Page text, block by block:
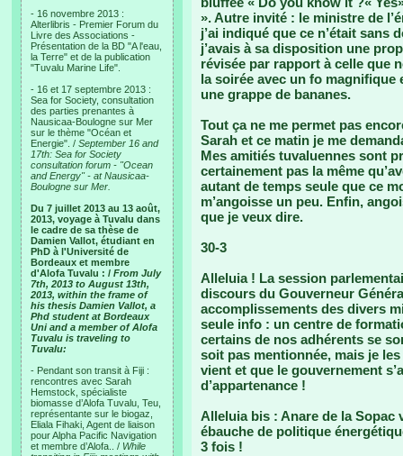
- 16 novembre 2013 :
Alterlibris - Premier Forum du
Livre des Associations -
Présentation de la BD "A l'eau,
la Terre" et de la publication
"Tuvalu Marine Life".
- 16 et 17 septembre 2013 :
Sea for Society, consultation
des parties prenantes à
Nausicaa-Boulogne sur Mer
sur le thème "Océan et
Energie". / September 16 and
17th: Sea for Society
consultation forum - "Ocean
and Energy" - at Nausicaa-
Boulogne sur Mer.
Du 7 juillet 2013 au 13 août,
2013, voyage à Tuvalu dans
le cadre de sa thèse de
Damien Vallot, étudiant en
PhD à l'Université de
Bordeaux et membre
d'Alofa Tuvalu : / From July
7th, 2013 to August 13th,
2013, within the frame of
his thesis Damien Vallot, a
Phd student at Bordeaux
Uni and a member of Alofa
Tuvalu is traveling to
Tuvalu:
- Pendant son transit à Fiji :
rencontres avec Sarah
Hemstock, spécialiste
biomasse d’Alofa Tuvalu, Teu,
représentante sur le biogaz,
Eliala Fihaki, Agent de liaison
pour Alpha Pacific Navigation
et membre d’Alofa.. / While
». Autre invité : le ministre de
j’ai indiqué que ce n’était sans
j’avais à sa disposition une
révisée par rapport à celle que
la soirée avec un fo
une grappe de bananes.
Tout ça ne me permet pas
Sarah et ce matin je me
Mes amitiés tuvaluennes sont
certainement pas la même
autant de temps seule que ce
m’angoisse un peu. Enfin,
que je veux dire.
30-3
Alleluia ! La session
discours du Gouverneur
accomplissements des divers
seule info : un centre de
certains de nos adhérents se
soit pas mentionnée, mais je
vient et que le gouvernement
d’appartenance !
Alleluia bis : Anare de la Sopac
ébauche de politique
3 fois !